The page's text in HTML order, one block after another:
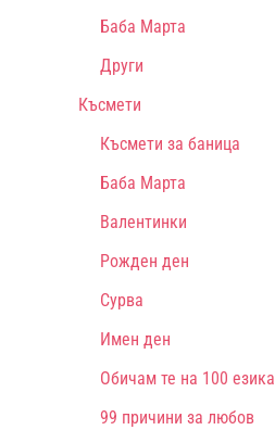
Баба Марта
Други
Късмети
Късмети за баница
Баба Марта
Валентинки
Рожден ден
Сурва
Имен ден
Обичам те на 100 езика
99 причини за любов